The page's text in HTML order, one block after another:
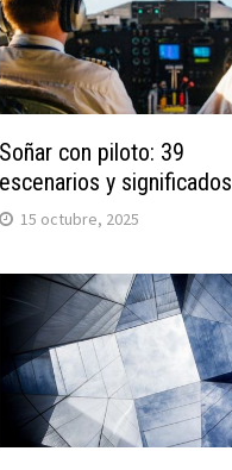
Soñar con piloto: 39
escenarios y significados
15 octubre, 2025